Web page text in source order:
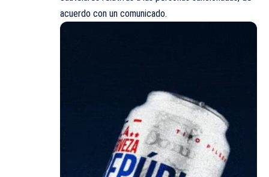
acuerdo con un comunicado.